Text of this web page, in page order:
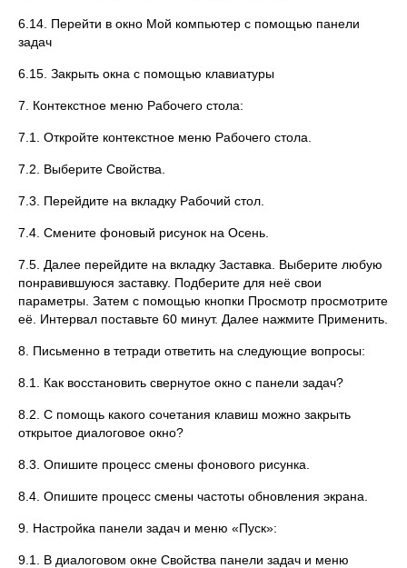
6.14. Перейти в окно Мой компьютер с помощью панели
задач
6.15. Закрыть окна с помощью клавиатуры
7. Контекстное меню Рабочего стола:
7.1. Откройте контекстное меню Рабочего стола.
7.2. Выберите Свойства.
7.3. Перейдите на вкладку Рабочий стол.
7.4. Смените фоновый рисунок на Осень.
7.5. Далее перейдите на вкладку Заставка. Выберите любую
понравившуюся заставку. Подберите для неё свои
параметры. Затем с помощью кнопки Просмотр просмотрите
её. Интервал поставьте 60 минут. Далее нажмите Применить.
8. Письменно в тетради ответить на следующие вопросы:
8.1. Как восстановить свернутое окно с панели задач?
8.2. С помощь какого сочетания клавиш можно закрыть
открытое диалоговое окно?
8.3. Опишите процесс смены фонового рисунка.
8.4. Опишите процесс смены частоты обновления экрана.
9. Настройка панели задач и меню «Пуск»:
9.1. В диалоговом окне Свойства панели задач и меню